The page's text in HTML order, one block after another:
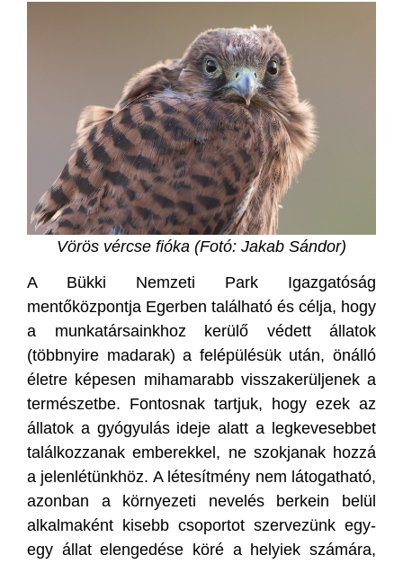
Vörös vércse fióka (Fotó: Jakab Sándor)
A Bükki Nemzeti Park Igazgatóság
mentőközpontja Egerben található és célja, hogy
a munkatársainkhoz kerülő védett állatok
(többnyire madarak) a felépülésük után, önálló
életre képesen mihamarabb visszakerüljenek a
természetbe. Fontosnak tartjuk, hogy ezek az
állatok a gyógyulás ideje alatt a legkevesebbet
találkozzanak emberekkel, ne szokjanak hozzá
a jelenlétünkhöz. A létesítmény nem látogatható,
azonban a környezeti nevelés berkein belül
alkalmaként kisebb csoportot szervezünk egy-
egy állat elengedése köré a helyiek számára,